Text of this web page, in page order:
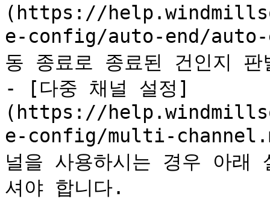
(https://
e-config/auto-end/auto-
동 종료로 종료된 건인지 판
- [다중 채널 설정]
(https://
e-config/multi-
널을 사용하시는 경우 아래
셔야 합니다.